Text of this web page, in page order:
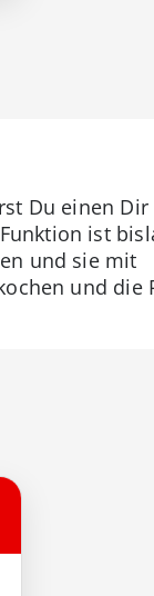
Du einen Dir
ist
und sie mit
und die